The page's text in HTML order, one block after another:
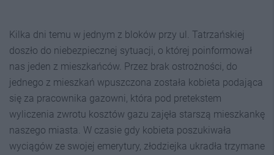
Kilka dni temu w jednym z bloków przy ul. Tatrzańskiej
doszło do niebezpiecznej sytuacji, o której poinformował
nas jeden z mieszkańców. Przez brak ostrożności, do
jednego z mieszkań wpuszczona została kobieta podająca
się za pracownika gazowni, która pod pretekstem
wyliczenia zwrotu kosztów gazu zajęła starszą mieszkankę
naszego miasta. W czasie gdy kobieta poszukiwała
wyciągów ze swojej emerytury, złodziejka ukradła trzymane